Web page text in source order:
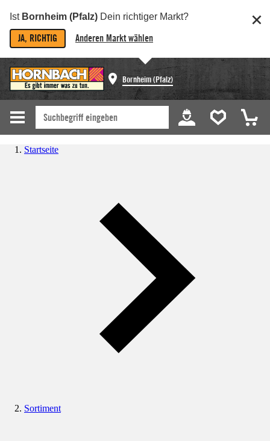
Ist Bornheim (Pfalz) Dein richtiger Markt?
JA, RICHTIG Anderen Markt wählen
Bornheim (Pfalz)
Startseite
Sortiment